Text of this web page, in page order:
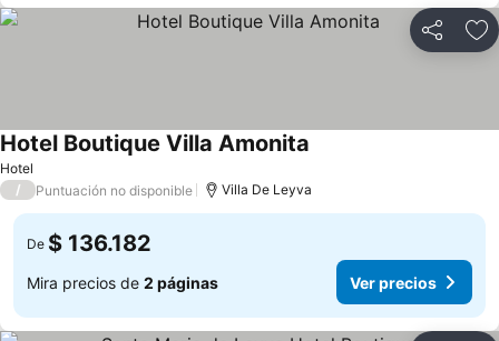
Compartir
Hotel
Hotel Boutique Villa Amonita
/ Puntuación no disponible Villa De Leyva
De $ 136.182
Mira precios de 2 páginas Ver precios